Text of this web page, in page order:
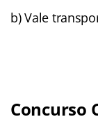
b) Vale
Concurso